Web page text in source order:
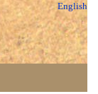
English